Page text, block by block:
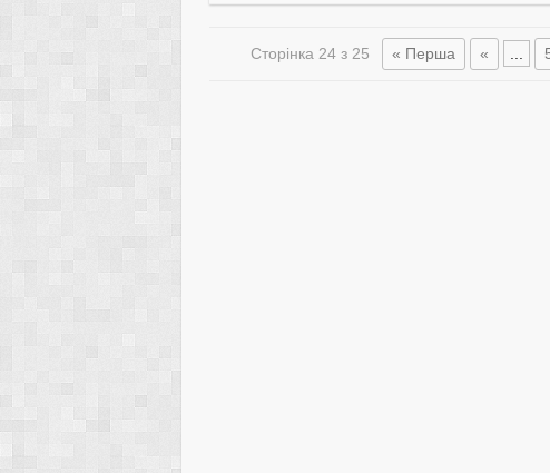
Сторінка 24 з 25 « Перша «